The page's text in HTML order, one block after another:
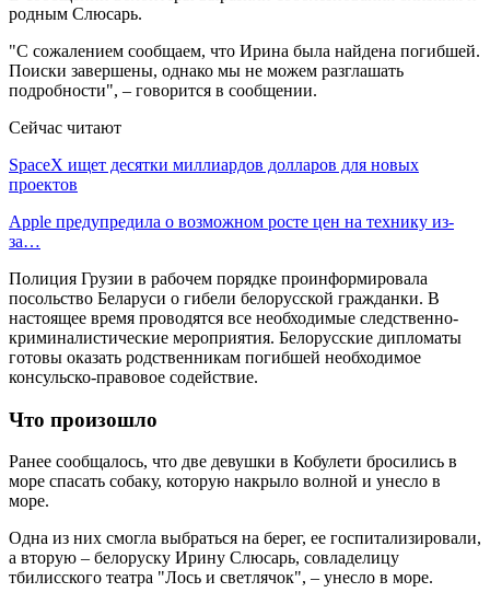
родным Слюсарь.
"С сожалением сообщаем, что Ирина была найдена погибшей.
Поиски завершены, однако мы не можем разглашать
подробности", – говорится в сообщении.
Сейчас читают
SpaceX ищет десятки миллиардов долларов для новых
проектов
Apple предупредила о возможном росте цен на технику из-
за…
Полиция Грузии в рабочем порядке проинформировала
посольство Беларуси о гибели белорусской гражданки. В
настоящее время проводятся все необходимые следственно-
криминалистические мероприятия. Белорусские дипломаты
готовы оказать родственникам погибшей необходимое
консульско-правовое содействие.
Что произошло
Ранее сообщалось, что две девушки в Кобулети бросились в
море спасать собаку, которую накрыло волной и унесло в
море.
Одна из них смогла выбраться на берег, ее госпитализировали,
а вторую – белоруску Ирину Слюсарь, совладелицу
тбилисского театра "Лось и светлячок", – унесло в море.